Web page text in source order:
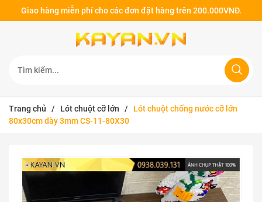
Giao hàng miễn phí cho các đơn đặt hàng trên 200.000VNĐ.
Trang chủ / Lót chuột cỡ lớn /
Lót chuột chống nước cỡ lớn
80x30cm dày 3mm CS-11-80X30